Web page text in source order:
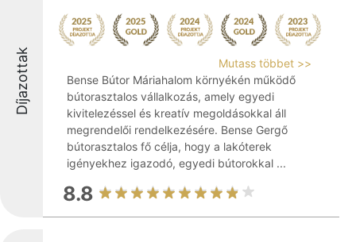
Díjazottak
Mutass többet >>
Bense Bútor Máriahalom környékén működő
bútorasztalos vállalkozás, amely egyedi
kivitelezéssel és kreatív megoldásokkal áll
megrendelői rendelkezésére. Bense Gergő
bútorasztalos fő célja, hogy a lakóterek
igényekhez igazodó, egyedi bútorokkal ...
8.8